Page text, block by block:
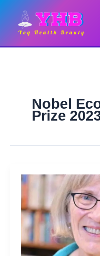
content
Nobel
Prize